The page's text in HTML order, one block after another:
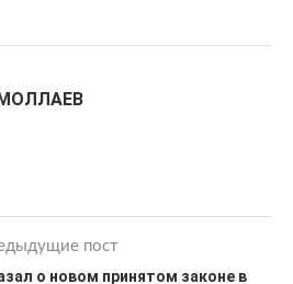
пост
о новом принятом законе в